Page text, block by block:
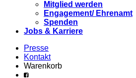
Mitglied werden
Engagement/ Ehrenamt
Spenden
Jobs & Karriere
Presse
Kontakt
Warenkorb